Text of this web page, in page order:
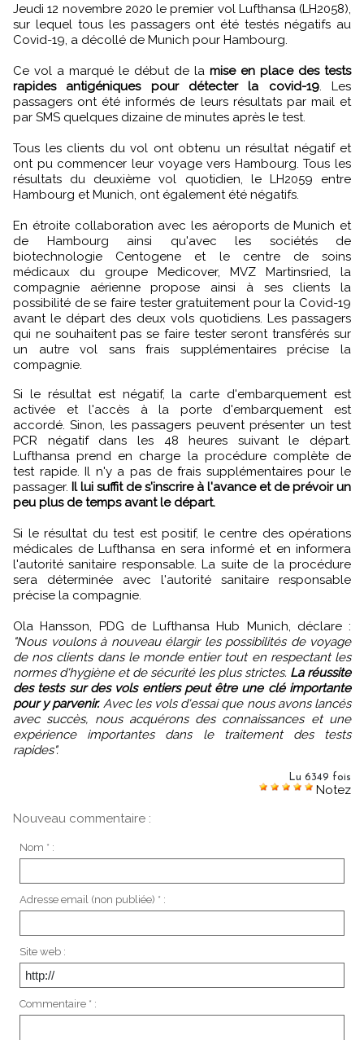
Jeudi 12 novembre 2020 le premier vol Lufthansa (LH2058),
sur lequel tous les passagers ont été testés négatifs au
Covid-19, a décollé de Munich pour Hambourg.
Ce vol a marqué le début de la mise en place des tests
rapides antigéniques pour détecter la covid-19. Les
passagers ont été informés de leurs résultats par mail et
par SMS quelques dizaine de minutes après le test.
Tous les clients du vol ont obtenu un résultat négatif et
ont pu commencer leur voyage vers Hambourg. Tous les
résultats du deuxième vol quotidien, le LH2059 entre
Hambourg et Munich, ont également été négatifs.
En étroite collaboration avec les aéroports de Munich et
de Hambourg ainsi qu'avec les sociétés de
biotechnologie Centogene et le centre de soins
médicaux du groupe Medicover, MVZ Martinsried, la
compagnie aérienne propose ainsi à ses clients la
possibilité de se faire tester gratuitement pour la Covid-19
avant le départ des deux vols quotidiens. Les passagers
qui ne souhaitent pas se faire tester seront transférés sur
un autre vol sans frais supplémentaires précise la
compagnie.
Si le résultat est négatif, la carte d'embarquement est
activée et l'accès à la porte d'embarquement est
accordé. Sinon, les passagers peuvent présenter un test
PCR négatif dans les 48 heures suivant le départ.
Lufthansa prend en charge la procédure complète de
test rapide. Il n'y a pas de frais supplémentaires pour le
passager. Il lui suffit de s'inscrire à l'avance et de prévoir un
peu plus de temps avant le départ.
Si le résultat du test est positif, le centre des opérations
médicales de Lufthansa en sera informé et en informera
l'autorité sanitaire responsable. La suite de la procédure
sera déterminée avec l'autorité sanitaire responsable
précise la compagnie.
Ola Hansson, PDG de Lufthansa Hub Munich, déclare :
"Nous voulons à nouveau élargir les possibilités de voyage
de nos clients dans le monde entier tout en respectant les
normes d'hygiène et de sécurité les plus strictes. La réussite
des tests sur des vols entiers peut être une clé importante
pour y parvenir. Avec les vols d'essai que nous avons lancés
avec succès, nous acquérons des connaissances et une
expérience importantes dans le traitement des tests
rapides".
Lu 6349 fois
Notez
Nouveau commentaire :
Nom * :
Adresse email (non publiée) * :
Site web :
Commentaire * :